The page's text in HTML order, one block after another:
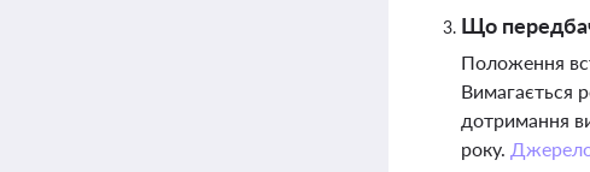
Що
Положення
Вимагається
дотримання
року.